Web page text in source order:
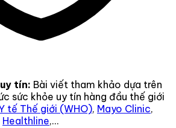
tín: Bài viết tham khảo dựa trên
sức khỏe uy tín hàng đầu thế giới
tế Thế giới (WHO), Mayo Clinic,
Healthline,...